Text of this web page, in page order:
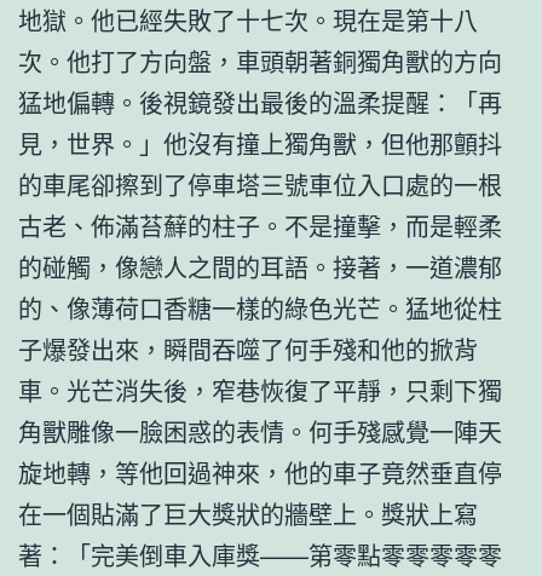
地獄。他已經失敗了十七次。現在是第十八
次。他打了方向盤，車頭朝著銅獨角獸的方向
猛地偏轉。後視鏡發出最後的溫柔提醒：「再
見，世界。」他沒有撞上獨角獸，但他那顫抖
的車尾卻擦到了停車塔三號車位入口處的一根
古老、佈滿苔蘚的柱子。不是撞擊，而是輕柔
的碰觸，像戀人之間的耳語。接著，一道濃郁
的、像薄荷口香糖一樣的綠色光芒。猛地從柱
子爆發出來，瞬間吞噬了何手殘和他的掀背
車。光芒消失後，窄巷恢復了平靜，只剩下獨
角獸雕像一臉困惑的表情。何手殘感覺一陣天
旋地轉，等他回過神來，他的車子竟然垂直停
在一個貼滿了巨大獎狀的牆壁上。獎狀上寫
著：「完美倒車入庫獎——第零點零零零零零